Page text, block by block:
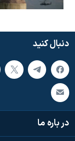
دنبال کنید
در باره ما